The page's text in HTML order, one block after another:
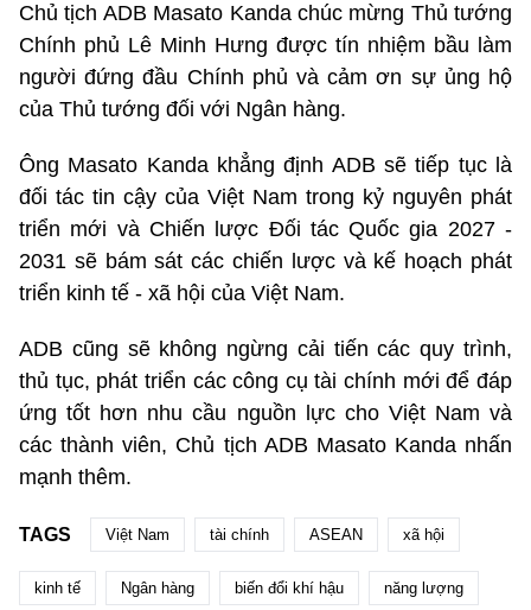
Chủ tịch ADB Masato Kanda chúc mừng Thủ tướng
Chính phủ Lê Minh Hưng được tín nhiệm bầu làm
người đứng đầu Chính phủ và cảm ơn sự ủng hộ
của Thủ tướng đối với Ngân hàng.
Ông Masato Kanda khẳng định ADB sẽ tiếp tục là
đối tác tin cậy của Việt Nam trong kỷ nguyên phát
triển mới và Chiến lược Đối tác Quốc gia 2027 -
2031 sẽ bám sát các chiến lược và kế hoạch phát
triển kinh tế - xã hội của Việt Nam.
ADB cũng sẽ không ngừng cải tiến các quy trình,
thủ tục, phát triển các công cụ tài chính mới để đáp
ứng tốt hơn nhu cầu nguồn lực cho Việt Nam và
các thành viên, Chủ tịch ADB Masato Kanda nhấn
mạnh thêm.
TAGS Việt Nam tài chính ASEAN xã hội
kinh tế Ngân hàng biến đổi khí hậu năng lượng